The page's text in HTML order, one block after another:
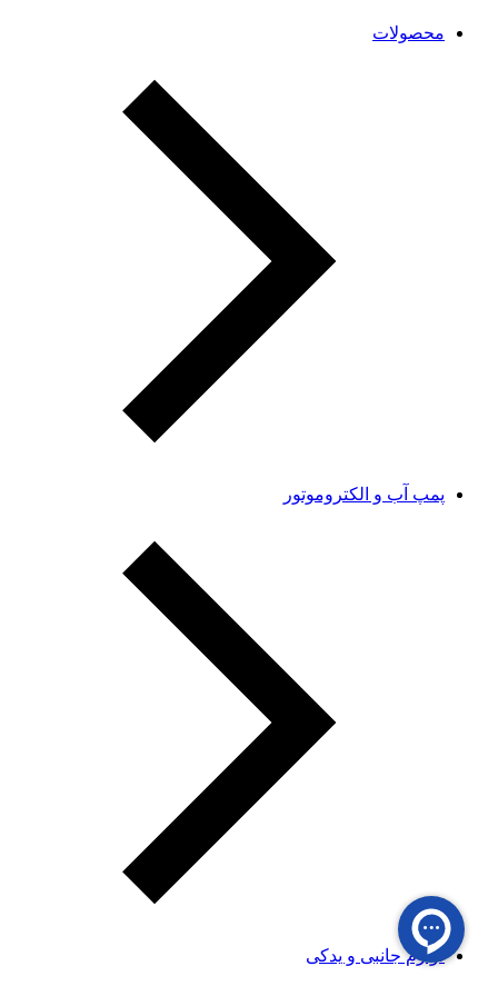
محصولات
پمپ آب و الکتروموتور
لوازم جانبی و یدکی